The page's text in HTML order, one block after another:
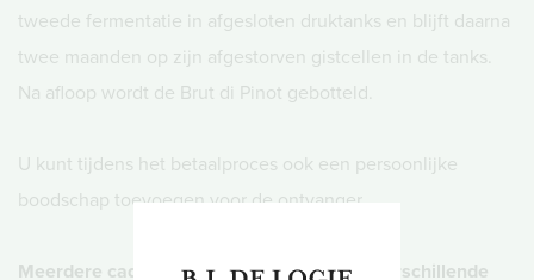
tweede fermentatie in afgesloten druktanks en blijft daarna
twee maanden op zijn afgestorven gistcellen in de tanks.
Na afloop wordt de Brut di Pinot gebotteld.
U kunt tijdens het betaalproces ook een persoonlijke
boodschap toevoegen voor de ontvanger.
Meerdere cadeaus tegelijk bestellen met verschillende